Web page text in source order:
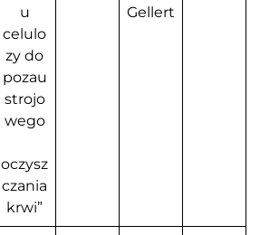
u
celulo
zy do
pozau
strojo
wego
oczysz
czania
krwi”
Gellert